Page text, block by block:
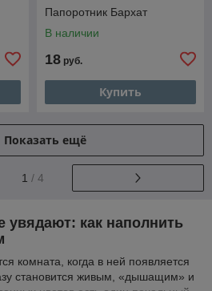
Папоротник Бархат
В наличии
18 руб.
Купить
Показать ещё
1 / 4
увядают: как наполнить
комната, когда в ней появляется
становится живым, «дышащим» и